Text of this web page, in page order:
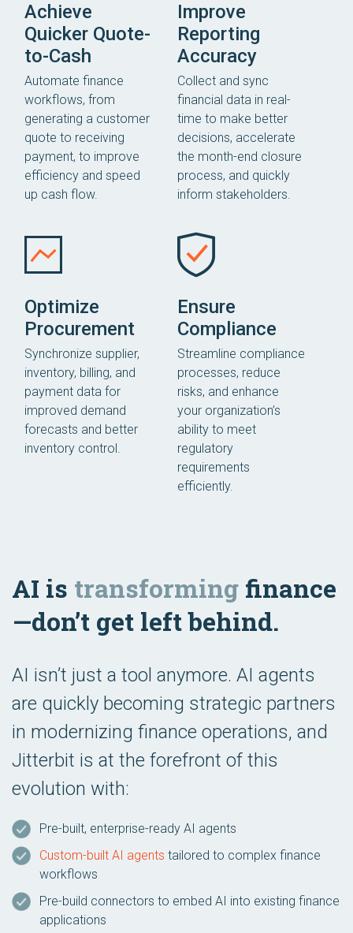
Achieve
Quicker Quote-
to-Cash
Automate finance
workflows, from
generating a customer
quote to receiving
payment, to improve
efficiency and speed
up cash flow.
Improve
Reporting
Accuracy
Collect and sync
financial data in real-
time to make better
decisions, accelerate
the month-end closure
process, and quickly
inform stakeholders.
Optimize
Procurement
Synchronize supplier,
inventory, billing, and
payment data for
improved demand
forecasts and better
inventory control.
Ensure
Compliance
Streamline compliance
processes, reduce
risks, and enhance
your organization’s
ability to meet
regulatory
requirements
efficiently.
AI is transforming finance
—don’t get left behind.
AI isn’t just a tool anymore. AI agents
are quickly becoming strategic partners
in modernizing finance operations, and
Jitterbit is at the forefront of this
evolution with:
Pre-built, enterprise-ready AI agents
Custom-built AI agents tailored to complex finance
workflows
Pre-build connectors to embed AI into existing finance
applications